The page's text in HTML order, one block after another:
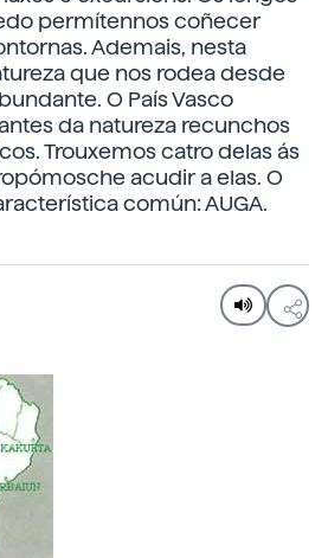
permítennos coñecer
Ademais, nesta
que nos rodea desde
O País Vasco
da natureza recunchos
Trouxemos catro delas ás
acudir a elas. O
común: AUGA.